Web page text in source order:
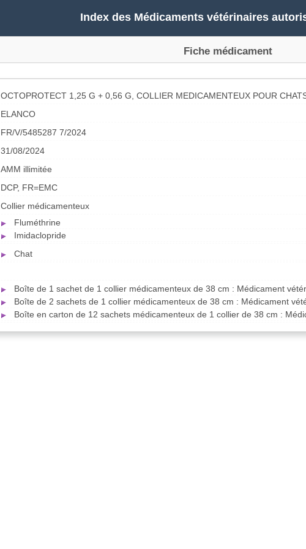
Index des Médicaments vétérinaires
Fiche médicament
OCTOPROTECT 1,25 G + 0,56 G, COLLIER MEDICAMENTEUX POUR
ELANCO
FR/V/5485287 7/2024
31/08/2024
AMM illimitée
DCP, FR=EMC
Collier médicamenteux
Fluméthrine
Imidaclopride
Chat
Boîte de 1 sachet de 1 collier médicamenteux de 38 cm : Médicament
Boîte de 2 sachets de 1 collier médicamenteux de 38 cm : Médicament
Boîte en carton de 12 sachets médicamenteux de 1 collier de 38 cm :